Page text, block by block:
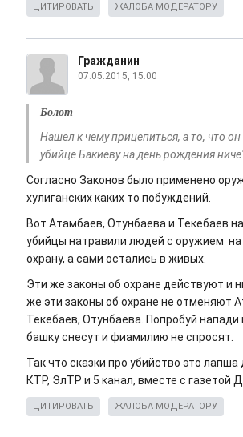
ЦИТИРОВАТЬ ЖАЛОБА МОДЕРАТОРУ
Гражданин
07.05.2015, 15:00
Болот
Нашел к чему прицепиться, а то, что
убийце Бакиеву на день рождения
Согласно Законов было применено
хулиганских каких то побуждений.
Вот Атамбаев, Отунбаева и Текебаев
убийцы натравили людей с оружием
охрану, а сами остались в живых.
Эти же законы об охране действуют и
же эти законы об охране не отменяют
Текебаев, Отунбаева. Попробуй напади
башку снесут и фиамилию не спросят.
Так что сказки про убийство это
КТР, ЭлТР и 5 канал, вместе с газетой
ЦИТИРОВАТЬ ЖАЛОБА МОДЕРАТОРУ